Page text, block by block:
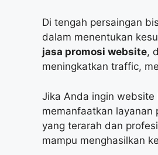
Di tengah persaingan
dalam menentukan
jasa promosi website,
meningkatkan traffic,
Jika Anda ingin
memanfaatkan layanan
yang terarah dan
mampu menghasilkan